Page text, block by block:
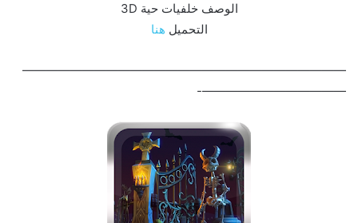
الوصف خلفيات حية 3D
التحميل هنا
———————————————————————————
————————————-